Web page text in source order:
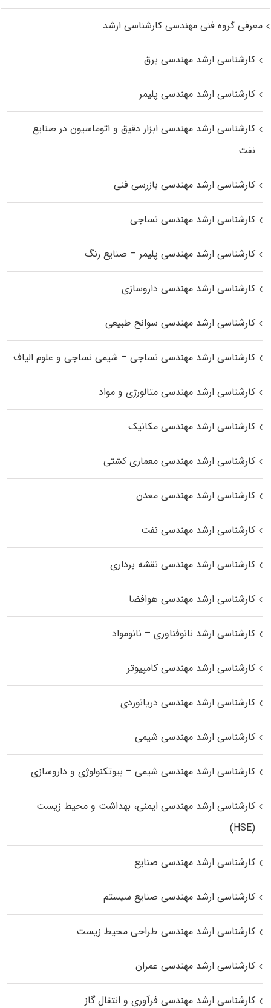
معرفی گروه فنی مهندسی کارشناسی ارشد
کارشناسی ارشد مهندسی برق
کارشناسی ارشد مهندسی پلیمر
کارشناسی ارشد مهندسی ابزار دقیق و اتوماسیون در صنایع
نفت
کارشناسی ارشد مهندسی بازرسی فنی
کارشناسی ارشد مهندسی نساجی
کارشناسی ارشد مهندسی پلیمر – صنایع رنگ
کارشناسی ارشد مهندسی داروسازی
کارشناسی ارشد مهندسی سوانح طبیعی
کارشناسی ارشد مهندسی نساجی – شیمی نساجی و علوم الیاف
کارشناسی ارشد مهندسی متالورژی و مواد
کارشناسی ارشد مهندسی مکانیک
کارشناسی ارشد مهندسی معماری کشتی
کارشناسی ارشد مهندسی معدن
کارشناسی ارشد مهندسی نفت
کارشناسی ارشد مهندسی نقشه برداری
کارشناسی ارشد مهندسی هوافضا
کارشناسی ارشد نانوفناوری – نانومواد
کارشناسی ارشد مهندسی کامپیوتر
کارشناسی ارشد مهندسی دریانوردی
کارشناسی ارشد مهندسی شیمی
کارشناسی ارشد مهندسی شیمی – بیوتکنولوژی و داروسازی
کارشناسی ارشد مهندسی ایمنی، بهداشت و محیط زیست
(HSE)
کارشناسی ارشد مهندسی صنایع
کارشناسی ارشد مهندسی صنایع سیستم
کارشناسی ارشد مهندسی طراحی محیط زیست
کارشناسی ارشد مهندسی عمران
کارشناسی ارشد مهندسی فرآوری و انتقال گاز